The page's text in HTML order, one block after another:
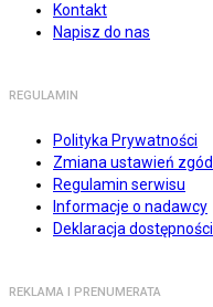
Kontakt
Napisz do nas
REGULAMIN
Polityka Prywatności
Zmiana ustawień zgód
Regulamin serwisu
Informacje o nadawcy
Deklaracja dostępności
REKLAMA I PRENUMERATA